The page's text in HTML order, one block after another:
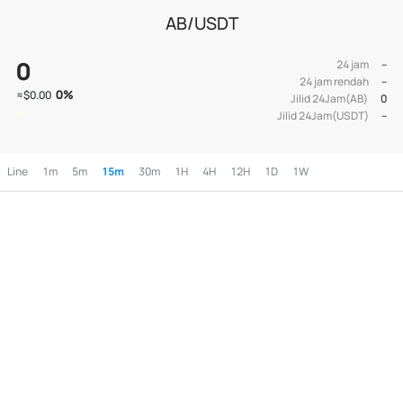
AB/USDT
0
≈$0.00 0%
24 jam
--
24 jam rendah
--
Jilid 24Jam(AB)
0
Jilid 24Jam(USDT)
--
Line 1m 5m 15m 30m 1H 4H 12H 1D 1W